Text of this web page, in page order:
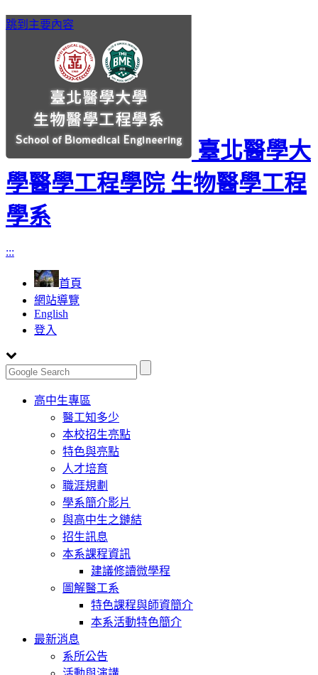
跳到主要內容
臺北醫學大
學醫學工程學院 生物醫學工程
學系
:::
首頁
網站導覽
English
登入
Toggle
navigation
高中生專區
醫工知多少
本校招生亮點
特色與亮點
人才培育
職涯規劃
學系簡介影片
與高中生之鏈結
招生訊息
本系課程資訊
建議修讀微學程
圖解醫工系
特色課程與師資簡介
本系活動特色簡介
最新消息
系所公告